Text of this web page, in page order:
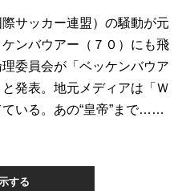
サッカー連盟）の騒動が元
ンバウアー（７０）にも飛
委員会が「ベッケンバウア
発表。地元メディアは「Ｗ
いる。あの“皇帝”まで……
する